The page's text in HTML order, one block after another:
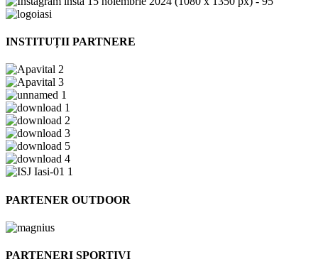
INSTITUȚII PARTNERE
PARTENER OUTDOOR
PARTENERI SPORTIVI